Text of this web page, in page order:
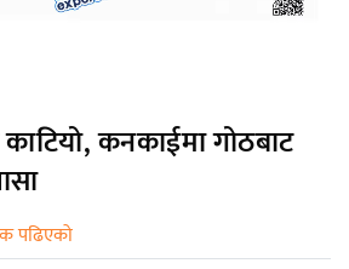
कनकाईमा गोठबाट
पढिएको